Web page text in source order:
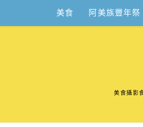
content
美食 阿美族豐年祭
美食攝影